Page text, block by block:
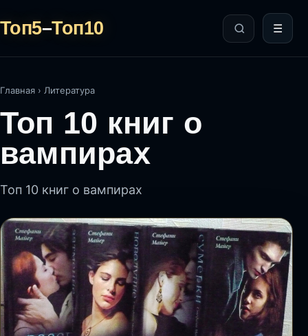
Топ5–Топ10 ☰
Главная › Литература
Топ 10 книг о
вампирах
Топ 10 книг о вампирах